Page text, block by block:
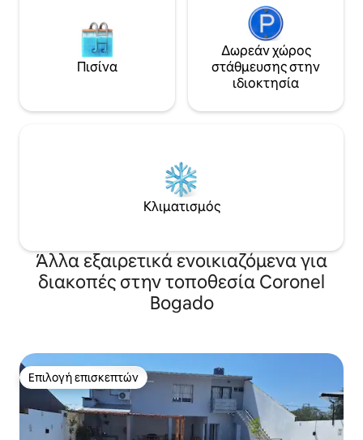
Πισίνα
Δωρεάν χώρος
στάθμευσης στην
ιδιοκτησία
Κλιματισμός
Άλλα εξαιρετικά ενοικιαζόμενα για
διακοπές στην τοποθεσία Coronel
Bogado
Επιλογή επισκεπτών
Επιλογή επισκεπτών